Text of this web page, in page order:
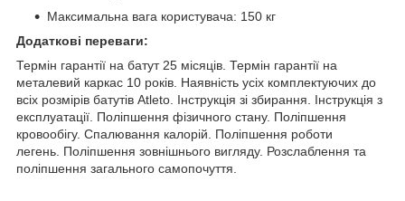
Максимальна вага користувача: 150 кг
Додаткові переваги:
Термін гарантії на батут 25 місяців. Термін гарантії на
металевий каркас 10 років. Наявність усіх комплектуючих до
всіх розмірів батутів Atleto. Інструкція зі збирання. Інструкція з
експлуатації. Поліпшення фізичного стану. Поліпшення
кровообігу. Спалювання калорій. Поліпшення роботи
легень. Поліпшення зовнішнього вигляду. Розслаблення та
поліпшення загального самопочуття.